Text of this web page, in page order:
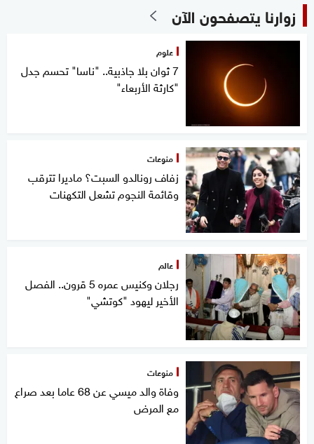
زوارنا يتصفحون الآن
علوم
7 ثوان بلا جاذبية.. "ناسا" تحسم جدل
"كارثة الأربعاء"
منوعات
زفاف رونالدو السبت؟ ماديرا تترقب
وقائمة النجوم تشعل التكهنات
عالم
رجلان وكنيس عمره 5 قرون.. الفصل
الأخير ليهود "كوتشي"
منوعات
وفاة والد ميسي عن 68 عاما بعد صراع
مع المرض